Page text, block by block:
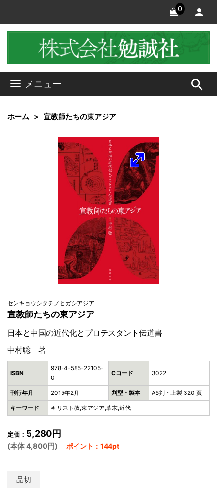
0
メニュー search
ホーム 宣教師たちの東アジア
センキョウシタチノヒガシアジア
宣教師たちの東アジア
日本と中国の近代化とプロテスタント伝道書
中村聡 著
ISBN
978-4-585-22105-
0
Cコード 3022
刊行年月 2015年2月 判型・製本 A5判・上製 320 頁
キーワード キリスト教,東アジア,幕末,近代
定価： 5,280円
(本体 4,800円) ポイント：144pt
品切